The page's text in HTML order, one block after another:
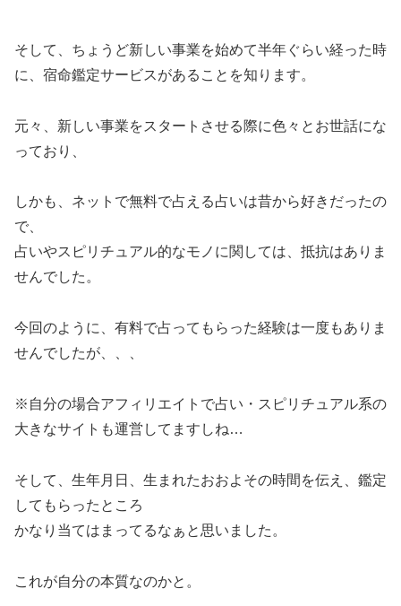
そして、ちょうど新しい事業を始めて半年ぐらい経った時
に、宿命鑑定サービスがあることを知ります。
元々、新しい事業をスタートさせる際に色々とお世話にな
っており、
しかも、ネットで無料で占える占いは昔から好きだったの
で、
占いやスピリチュアル的なモノに関しては、抵抗はありま
せんでした。
今回のように、有料で占ってもらった経験は一度もありま
せんでしたが、、、
※自分の場合アフィリエイトで占い・スピリチュアル系の
大きなサイトも運営してますしね…
そして、生年月日、生まれたおおよその時間を伝え、鑑定
してもらったところ
かなり当てはまってるなぁと思いました。
これが自分の本質なのかと。